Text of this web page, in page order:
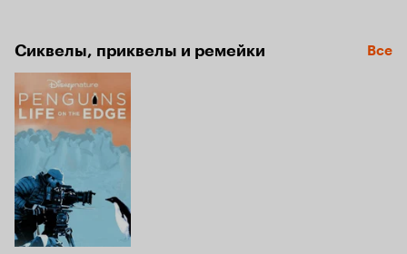
Сиквелы, приквелы и ремейки Все